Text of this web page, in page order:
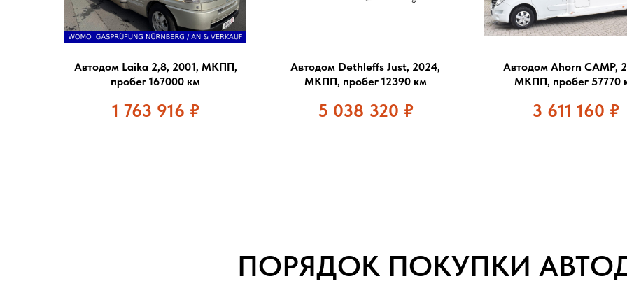
Автодом Laika 2,8, 2001, МКПП,
пробег 167000 км
1 763 916 ₽
Автодом Dethleffs Just, 2024,
МКПП, пробег 12390 км
5 038 320 ₽
Автодом Ahorn CAMP,
МКПП, пробег 57770
3 611 160 ₽
ПОРЯДОК ПОКУПКИ